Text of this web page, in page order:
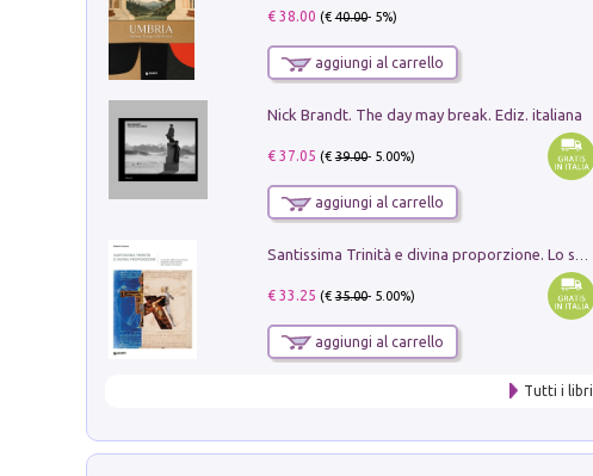
€ 38.00 (€40.00- 5%)
aggiungi al carrello
Nick Brandt. The day may break. Ediz. italiana
€ 37.05 (€39.00- 5.00%)
aggiungi al carrello
€ 33.25 (€35.00- 5.00%)
aggiungi al carrello
Tutti i libri